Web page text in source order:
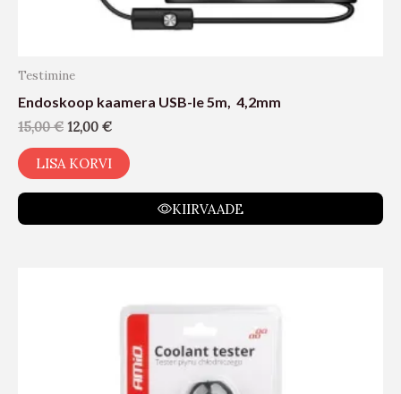
Testimine
Endoskoop kaamera USB-le 5m,  4,2mm
15,00€ 12,00 €
LISA KORVI
KIIRVAADE